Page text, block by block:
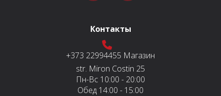
Контакты
+373 22994455 Магазин
str. Miron Costin 25
Пн-Вс 10:00 - 20:00
Обед 14:00 - 15:00